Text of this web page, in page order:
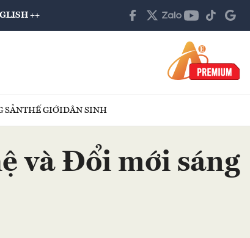
++
SẢNTHẾ GIỚIDÂN SINH
và Đổi mới sáng